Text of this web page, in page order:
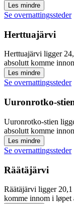
Les mindre
Se overnattingssteder
Herttuajärvi
Herttuajärvi ligger
absolutt komme
Les mindre
Se overnattingssteder
Uuronrotko-
Uuronrotko-stien
absolutt komme
Les mindre
Se overnattingssteder
Räätäjärvi
Räätäjärvi ligger
komme innom i løpet